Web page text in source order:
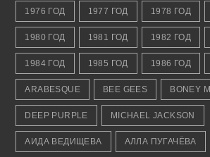
1976 ГОД 1977 ГОД 1978 ГОД
1980 ГОД 1981 ГОД 1982 ГОД
1984 ГОД 1985 ГОД 1986 ГОД
ARABESQUE BEE GEES BONEY M
DEEP PURPLE MICHAEL JACKSON
АИДА ВЕДИЩЕВА АЛЛА ПУГАЧЁВА